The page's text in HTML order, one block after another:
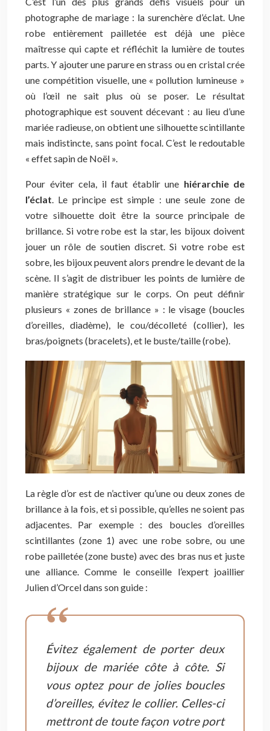
photographe de mariage : la surenchère d’éclat. Une
robe entièrement pailletée est déjà une pièce
maîtresse qui capte et réfléchit la lumière de toutes
parts. Y ajouter une parure en strass ou en cristal crée
une compétition visuelle, une « pollution lumineuse »
où l’œil ne sait plus où se poser. Le résultat
photographique est souvent décevant : au lieu d’une
mariée radieuse, on obtient une silhouette scintillante
mais indistincte, sans point focal. C’est le redoutable
« effet sapin de Noël ».
Pour éviter cela, il faut établir une hiérarchie de
l’éclat. Le principe est simple : une seule zone de
votre silhouette doit être la source principale de
brillance. Si votre robe est la star, les bijoux doivent
jouer un rôle de soutien discret. Si votre robe est
sobre, les bijoux peuvent alors prendre le devant de la
scène. Il s’agit de distribuer les points de lumière de
manière stratégique sur le corps. On peut définir
plusieurs « zones de brillance » : le visage (boucles
d’oreilles, diadème), le cou/décolleté (collier), les
bras/poignets (bracelets), et le buste/taille (robe).
La règle d’or est de n’activer qu’une ou deux zones de
brillance à la fois, et si possible, qu’elles ne soient pas
adjacentes. Par exemple : des boucles d’oreilles
scintillantes (zone 1) avec une robe sobre, ou une
robe pailletée (zone buste) avec des bras nus et juste
une alliance. Comme le conseille l’expert joaillier
Julien d’Orcel dans son guide :
Évitez également de porter deux
bijoux de mariée côte à côte. Si
vous optez pour de jolies boucles
d’oreilles, évitez le collier. Celles-ci
mettront de toute façon votre port